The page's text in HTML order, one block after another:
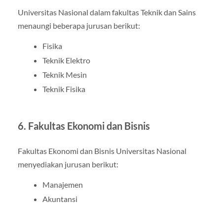
Universitas Nasional dalam fakultas Teknik dan Sains
menaungi beberapa jurusan berikut:
Fisika
Teknik Elektro
Teknik Mesin
Teknik Fisika
6. Fakultas Ekonomi dan Bisnis
Fakultas Ekonomi dan Bisnis Universitas Nasional
menyediakan jurusan berikut:
Manajemen
Akuntansi